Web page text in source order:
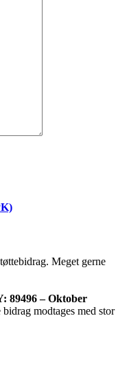
Meget gerne
89496 – Oktober
modtages med stor